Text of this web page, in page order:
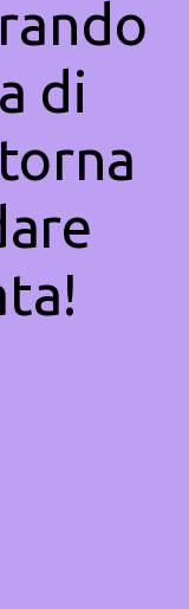
di